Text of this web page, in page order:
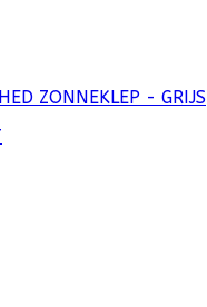
ZONNEKLEP - GRIJS